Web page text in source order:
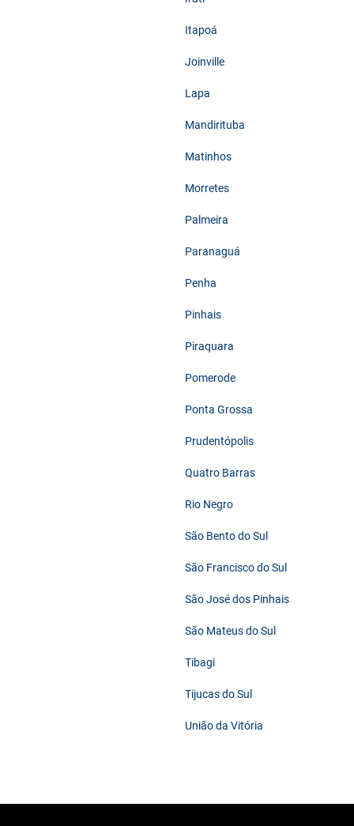
Itapoá
Joinville
Lapa
Mandirituba
Matinhos
Morretes
Palmeira
Paranaguá
Penha
Pinhais
Piraquara
Pomerode
Ponta Grossa
Prudentópolis
Quatro Barras
Rio Negro
São Bento do Sul
São Francisco do Sul
São José dos Pinhais
São Mateus do Sul
Tibagi
Tijucas do Sul
União da Vitória